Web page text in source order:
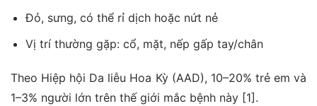
Đỏ, sưng, có thể rỉ dịch hoặc nứt nẻ
Vị trí thường gặp: cổ, mặt, nếp gấp tay/chân
Theo Hiệp hội Da liễu Hoa Kỳ (AAD), 10–20% trẻ em và
1–3% người lớn trên thế giới mắc bệnh này [1].